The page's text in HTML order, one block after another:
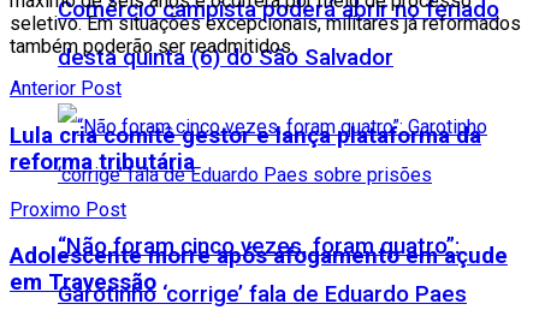
Comércio campista poderá abrir no feriado
desta quinta (6) do São Salvador
“Não foram cinco vezes, foram quatro”:
Garotinho ‘corrige’ fala de Eduardo Paes
seletivo. Em situações excepcionais, militares já reformados
também poderão ser readmitidos.
Anterior Post
Lula cria comitê gestor e lança plataforma da
reforma tributária
Proximo Post
Adolescente morre após afogamento em açude
em Travessão